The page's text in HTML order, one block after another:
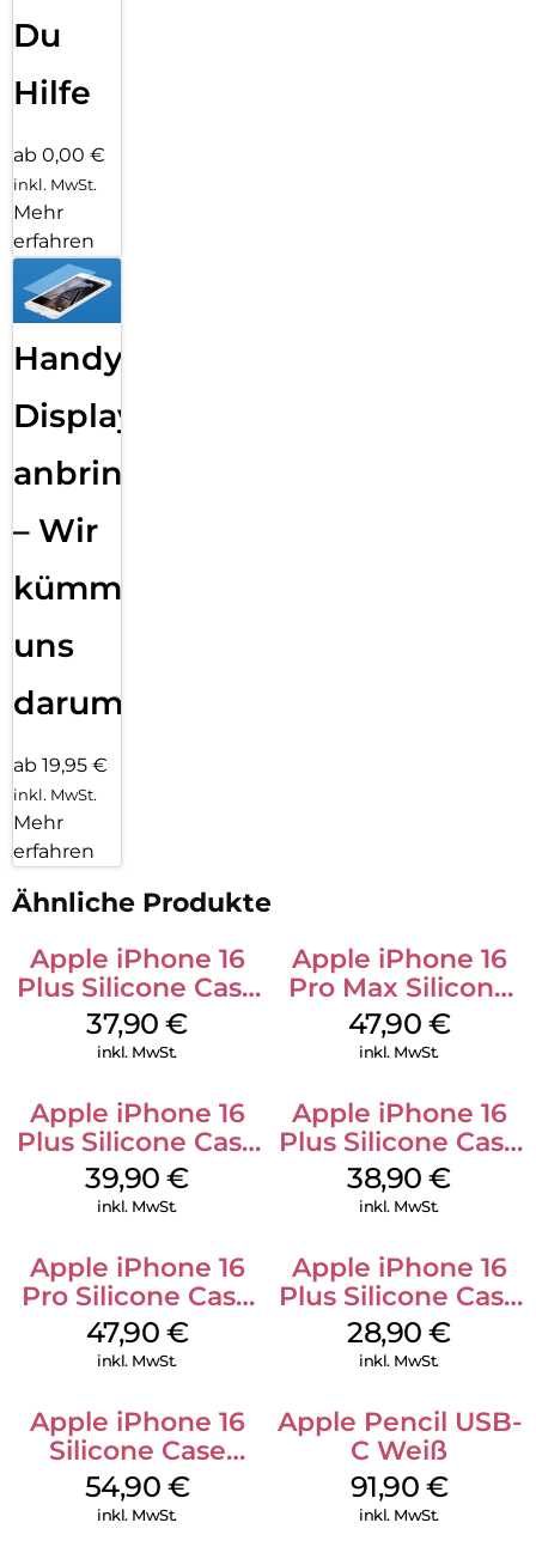
Du
Hilfe
ab 0,00 €
inkl. MwSt.
Mehr
erfahren
Handy
Displayfolie
anbringen
– Wir
kümmern
uns
darum!
ab 19,95 €
inkl. MwSt.
Mehr
erfahren
Ähnliche Produkte
Apple iPhone 16
Plus Silicone Case
MagSafe Lake
Green
37,90€
inkl. MwSt.
Apple iPhone 16
Pro Max Silicone
Case MagSafe
Black
47,90 €
inkl. MwSt.
Apple iPhone 16
Plus Silicone Case
MagSafe Plum
39,90€
inkl. MwSt.
Apple iPhone 16
Plus Silicone Case
MagSafe Denim
38,90€
inkl. MwSt.
Apple iPhone 16
Pro Silicone Case
MagSafe Denim
47,90 €
inkl. MwSt.
Apple iPhone 16
Plus Silicone Case
MagSafe Black
28,90€
inkl. MwSt.
Apple iPhone 16
Silicone Case
MagSafe Black
54,90 €
inkl. MwSt.
Apple Pencil USB-
C Weiß
91,90 €
inkl. MwSt.